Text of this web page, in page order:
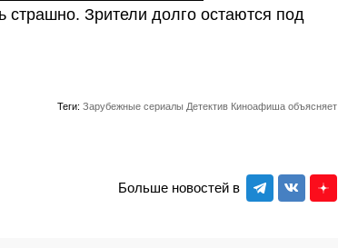
страшно. Зрители долго остаются под
Теги: Зарубежные сериалы Детектив Киноафиша объясняет
Больше новостей в